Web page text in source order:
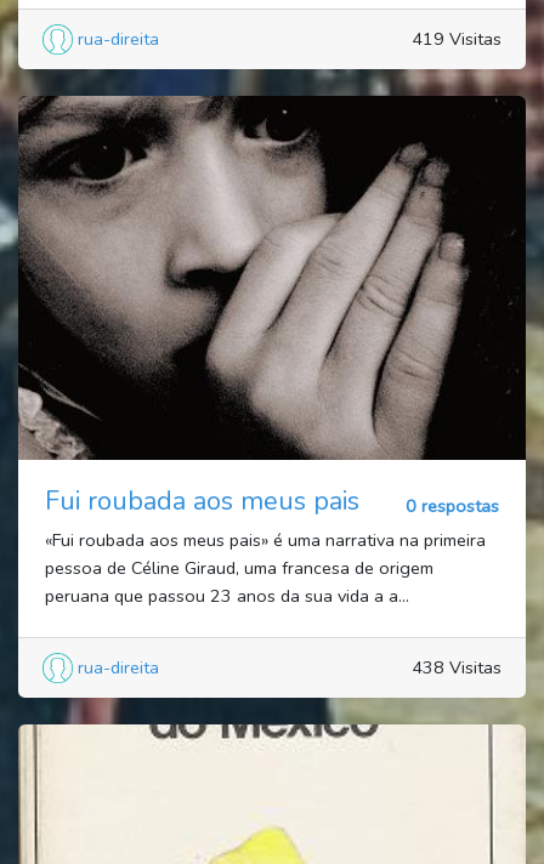
rua-direita 419 Visitas
Fui roubada aos meus pais
0 respostas
«Fui roubada aos meus pais» é uma narrativa na primeira
pessoa de Céline Giraud, uma francesa de origem
peruana que passou 23 anos da sua vida a a...
rua-direita 438 Visitas